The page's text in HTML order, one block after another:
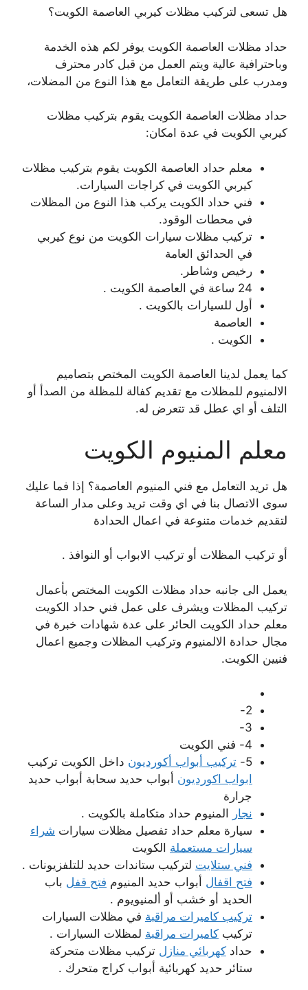
هل تسعى لتركيب مظلات كيربي العاصمة الكويت؟
حداد مظلات العاصمة الكويت يوفر لكم هذه الخدمة
وباحترافية عالية ويتم العمل من قبل كادر محترف
ومدرب على طريقة التعامل مع هذا النوع من المضلات،
حداد مظلات العاصمة الكويت يقوم بتركيب مظلات
كيربي الكويت في عدة امكان:
معلم حداد العاصمة الكويت يقوم بتركيب مظلات
كيربي الكويت في كراجات السيارات.
فني حداد الكويت يركب هذا النوع من المظلات
في محطات الوقود.
تركيب مظلات سيارات الكويت من نوع كيربي
في الحدائق العامة
رخيص وشاطر.
24 ساعة في العاصمة الكويت .
أول للسيارات بالكويت .
العاصمة
الكويت .
كما يعمل لدينا العاصمة الكويت المختص بتصاميم
الالمنيوم للمظلات مع تقديم كفالة للمظلة من الصدأ أو
التلف أو اي عطل قد تتعرض له.
معلم المنيوم الكويت
هل تريد التعامل مع فني المنيوم العاصمة؟ إذا فما عليك
سوى الاتصال بنا في اي وقت تريد وعلى مدار الساعة
لتقديم خدمات متنوعة في اعمال الحدادة
أو تركيب المظلات أو تركيب الابواب أو النوافذ .
يعمل الى جانبه حداد مظلات الكويت المختص بأعمال
تركيب المظلات ويشرف على عمل فني حداد الكويت
معلم حداد الكويت الحائر على عدة شهادات خبرة في
مجال حدادة الالمنيوم وتركيب المظلات وجميع اعمال
فنيين الكويت.
2-
3-
4- فني الكويت
5-
تركيب أبواب أكورديون داخل الكويت تركيب
ابواب اكورديون أبواب حديد سحابة أبواب حديد
جرارة
نجار
المنيوم حداد متكاملة بالكويت .
سيارة معلم حداد تفصيل مظلات سيارات شراء
سيارات مستعملة الكويت
فني ستلايت لتركيب ستاندات حديد للتلفزيونات .
فتح اقفال أبواب حديد المنيوم فتح قفل باب
الحديد أو خشب أو ألمنيويوم .
تركيب كاميرات مراقبة في مظلات السيارات
تركيب كاميرات مراقبة لمظلات السيارات .
حداد كهربائي منازل تركيب مظلات متحركة
ستائر حديد كهربائية أبواب كراج متحرك .